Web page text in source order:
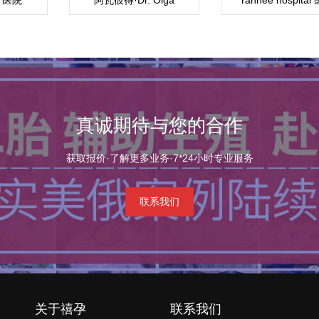
Zaytseff博士医生
真诚期待与您的合作
获取报价·了解更多业务·7*24小时专业服务
联系我们
关于禧孕 联系我们